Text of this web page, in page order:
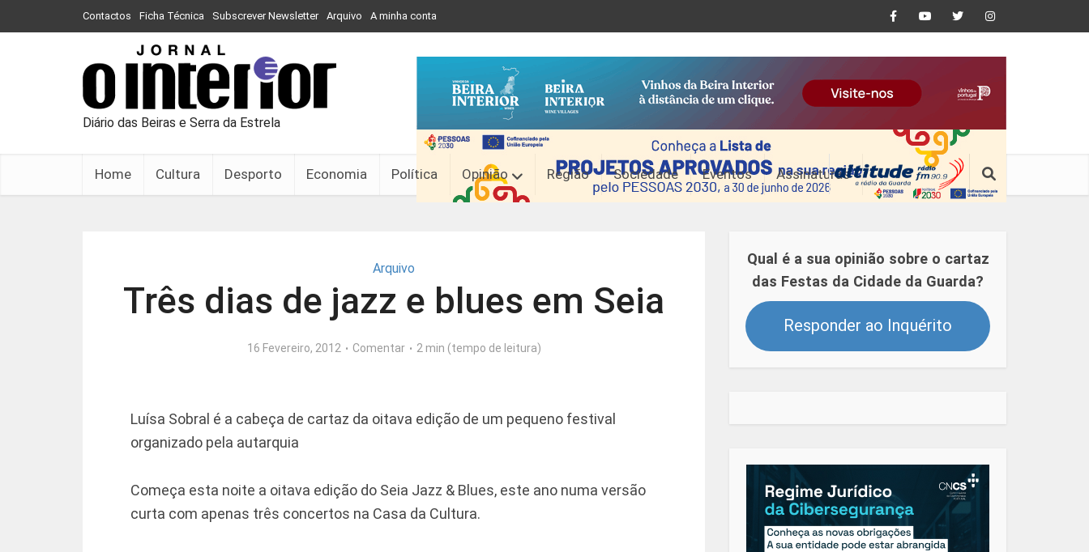
Contactos Ficha Técnica Subscrever Newsletter Arquivo A minha conta
Diário das Beiras e Serra da Estrela
Home Cultura Desporto Economia Política Opinião Região Sociedade Eventos Assinaturas
Arquivo
Três dias de jazz e blues em Seia
16 Fevereiro, 2012 Comentar 2 min (tempo de leitura)
Luísa Sobral é a cabeça de cartaz da oitava edição de um pequeno festival
organizado pela autarquia
Começa esta noite a oitava edição do Seia Jazz & Blues, este ano numa versão
curta com apenas três concertos na Casa da Cultura.
Qual é a sua opinião sobre o cartaz
das Festas da Cidade da Guarda?
Responder ao Inquérito